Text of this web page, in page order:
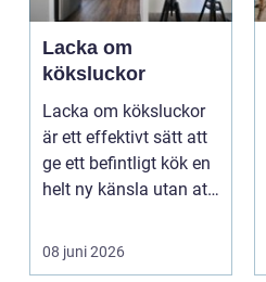
Lacka om
köksluckor
Lacka om köksluckor
är ett effektivt sätt att
ge ett befintligt kök en
helt ny känsla utan att
08 juni 2026